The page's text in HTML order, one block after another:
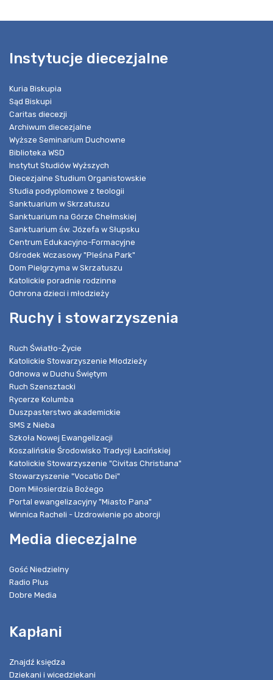
Instytucje diecezjalne
Kuria Biskupia
Sąd Biskupi
Caritas diecezji
Archiwum diecezjalne
Wyższe Seminarium Duchowne
Biblioteka WSD
Instytut Studiów Wyższych
Diecezjalne Studium Organistowskie
Studia podyplomowe z teologii
Sanktuarium w Skrzatuszu
Sanktuarium na Górze Chełmskiej
Sanktuarium św. Józefa w Słupsku
Centrum Edukacyjno-Formacyjne
Ośrodek Wczasowy "Pleśna Park"
Dom Pielgrzyma w Skrzatuszu
Katolickie poradnie rodzinne
Ochrona dzieci i młodzieży
Ruchy i stowarzyszenia
Ruch Światło-Życie
Katolickie Stowarzyszenie Młodzieży
Odnowa w Duchu Świętym
Ruch Szensztacki
Rycerze Kolumba
Duszpasterstwo akademickie
SMS z Nieba
Szkoła Nowej Ewangelizacji
Koszalińskie Środowisko Tradycji Łacińskiej
Katolickie Stowarzyszenie "Civitas Christiana"
Stowarzyszenie "Vocatio Dei"
Dom Miłosierdzia Bożego
Portal ewangelizacyjny "Miasto Pana"
Winnica Racheli - Uzdrowienie po aborcji
Media diecezjalne
Gość Niedzielny
Radio Plus
Dobre Media
Kapłani
Znajdź księdza
Dziekani i wicedziekani